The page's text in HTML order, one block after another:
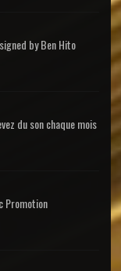
by Ben Hito
du son chaque mois
Promotion